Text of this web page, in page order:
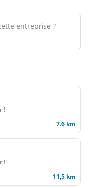
entreprise ?
!
7.6 km
!
11,5 km